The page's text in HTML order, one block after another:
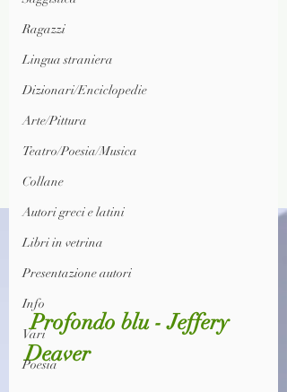
Ragazzi
Lingua straniera
Dizionari/Enciclopedie
Arte/Pittura
Teatro/Poesia/Musica
Collane
Autori greci e latini
Libri in vetrina
Presentazione autori
Info
Vari
Poesia
Profondo blu - Jeffery
Deaver